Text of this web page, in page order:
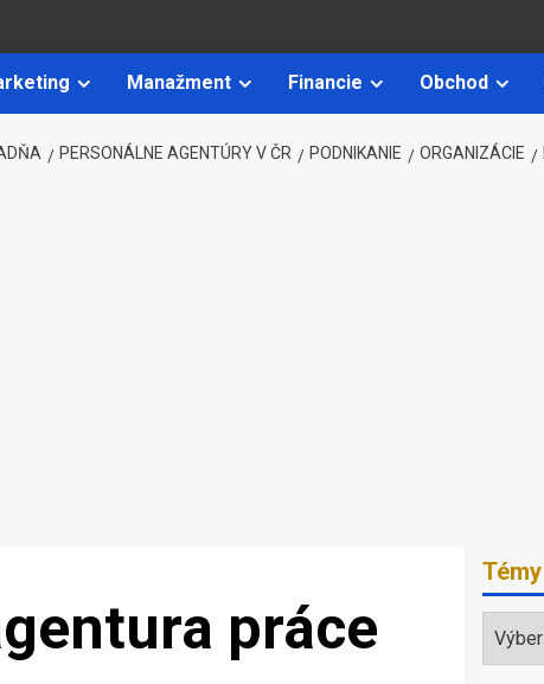
Manažment Financie Obchod
PERSONÁLNE AGENTÚRY V ČR PODNIKANIE ORGANIZÁCIE
práce
Témy
Témy